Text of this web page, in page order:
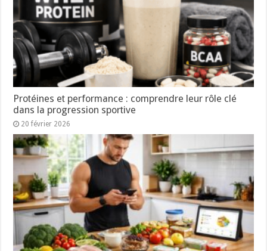
Protéines et performance : comprendre leur rôle clé
dans la progression sportive
20 février 2026